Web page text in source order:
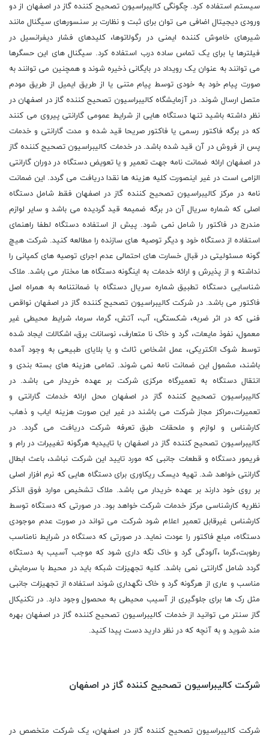
سیستم استفاده کرد. چگونگی کالیبراسیون تصحیح کننده گاز در اصفهان از دو
ورودی دیجیتال اضافی می توان برای ثبت و نظارت بر سنسورهای سیگنال مانند
شیرهای خاموش کننده ایمنی در رگولاتوها، کلیدهای فشار دیفرانسیل در
فیلترها یا برای یک تماس ساده درب استفاده کرد. سیگنال های این حسگرها
می توانند به عنوان یک رویداد در بایگانی ذخیره شوند و همچنین می توانند به
صورت پیام خود به خودی توسط پیام متنی یا از طریق ایمیل از طریق مودم
متصل ارسال شوند. در آزمایشگاه کالیبراسیون تصحیح کننده گاز در اصفهان در
نظر داشته باشید تنها دستگاه هایی از شرایط عمومی گارانتی پیروی می کنند
که در برگه فاکتور رسمی یا فاکتور صریحا قید شده و مدت گارانتی و خدمات
پس از فروش در آن قید شده باشد. در خدمات کالیبراسیون تصحیح کننده گاز
در اصفهان ارائه ضمانت نامه جهت تعمیر و یا تعویض دستگاه در دوران گارانتی
الزامی است در غیر اینصورت کلیه هزینه ها نقدا دریافت می گردد. این ضمانت
نامه در مرکز کالیبراسیون تصحیح کننده گاز در اصفهان فقط شامل دستگاه
اصلی که شماره سریال آن در برگه ضمیمه قید گردیده می باشد و سایر لوازم
مندرج در فاکتور را شامل نمی شود. پیش از استفاده دستگاه لطفا راهنمای
استفاده از دستگاه خود و دیگر توصیه های سازنده را مطالعه کنید. شرکت هیچ
گونه مسئولیتی در قبال خسارت های احتمالی عدم اجرای توصیه های کمپانی را
نداشته و از پذیرش و ارائه خدمات به اینگونه دستگاه ها مختار می باشد. ملاک
شناسایی دستگاه تطبیق شماره سریال دستگاه با ضمانتنامه به همراه اصل
فاکتور می باشد. در شرکت کالیبراسیون تصحیح کننده گاز در اصفهان نواقص
فنی که در اثر ضربه، شکستگی، آب، آتش، گرما، سرما، شرایط محیطی غیر
معمول، نفوذ مایعات، گرد و خاک نا متعارف، نوسانات برق، اشکالات ایجاد شده
توسط شوک الکتریکی، عمل اشخاص ثالث و یا بلایای طبیعی به وجود آمده
باشند، مشمول این ضمانت نامه نمی شوند. تمامی هزینه های بسته بندی و
انتقال دستگاه به تعمیرگاه مرکزی شرکت بر عهده خریدار می باشد. در
کالیبراسیون تصحیح کننده گاز در اصفهان محل ارائه خدمات گارانتی و
تعمیرات،مراکز مجاز شرکت می باشند در غیر این صورت هزینه ایاب و ذهاب
کارشناس و لوازم و ملحقات طبق تعرفه شرکت دریافت می گردد. در
کالیبراسیون تصحیح کننده گاز در اصفهان با تاییدیه هرگونه تغییرات در رام و
فریمور دستگاه و قطعات جانبی که مورد تایید این شرکت نباشد، باعث ابطال
گارانتی خواهد شد. تهیه دیسک ریکاوری برای دستگاه هایی که نرم افزار اصلی
بر روی خود دارند بر عهده خریدار می باشد. ملاک تشخیص موارد فوق الذکر
نظریه کارشناسی مرکز خدمات شرکت خواهد بود. در صورتی که دستگاه توسط
کارشناس غیرقابل تعمیر اعلام شود شرکت می تواند در صورت عدم موجودی
دستگاه، مبلع فاکتور را عودت نماید. در صورتی که دستگاه در شرایط نامناسب
رطوبت،گرما ،آلودگی گرد و خاک نگه داری شود که موجب آسیب به دستگاه
گردد شامل گارانتی نمی باشد. کلیه تجهیزات شبکه باید در محیط با سرمایش
مناسب و عاری از هرگونه گرد و خاک نگهداری شوند استفاده از تجهیزات جانبی
مثل رک ها برای جلوگیری از آسیب محیطی به محصول وجود دارد. در تکنیکال
گاز سنتر می توانید از خدمات کالیبراسیون تصحیح کننده گاز در اصفهان بهره
مند شوید و به آنچه که در نظر دارید دست پیدا کنید.
شرکت کالیبراسیون تصحیح کننده گاز در اصفهان
شرکت کالیبراسیون تصحیح کننده گاز در اصفهان، یک شرکت متخصص در